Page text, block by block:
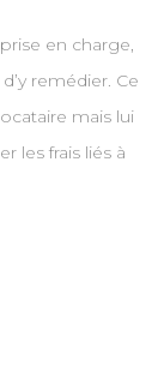
en charge,
remédier. Ce
mais lui
les frais liés à